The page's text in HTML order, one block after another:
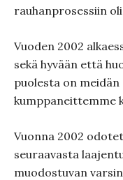
rauhanprosessiin
Vuoden 2002
sekä hyvään että
puolesta on meidän
kumppaneittemme
Vuonna 2002
seuraavasta
muodostuvan